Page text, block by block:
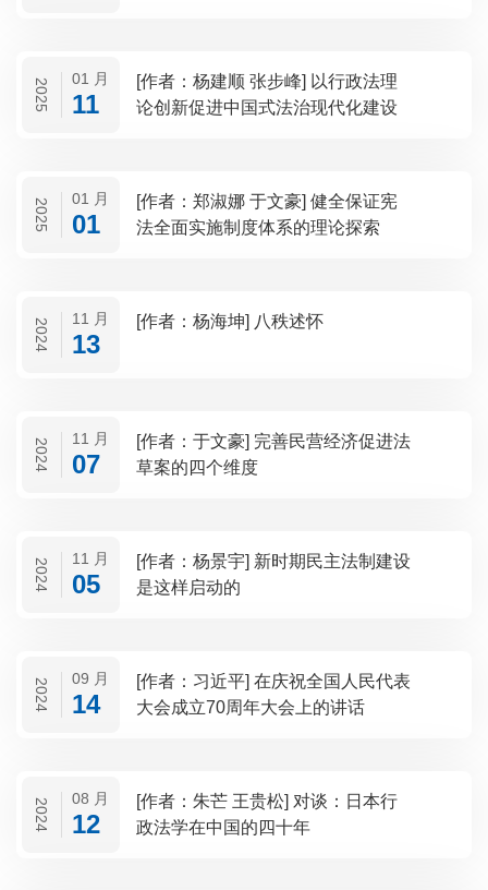
2025 01 月
11
[作者：杨建顺 张步峰] 以行政法理
论创新促进中国式法治现代化建设
2025 01 月
01
[作者：郑淑娜 于文豪] 健全保证宪
法全面实施制度体系的理论探索
2024 11 月
13
[作者：杨海坤] 八秩述怀
2024 11 月
07
[作者：于文豪] 完善民营经济促进法
草案的四个维度
2024 11 月
05
[作者：杨景宇] 新时期民主法制建设
是这样启动的
2024 09 月
14
[作者：习近平] 在庆祝全国人民代表
大会成立70周年大会上的讲话
2024 08 月
12
[作者：朱芒 王贵松] 对谈：日本行
政法学在中国的四十年